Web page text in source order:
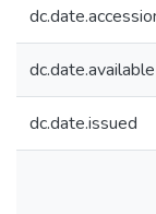
dc.date.available
dc.date.issued